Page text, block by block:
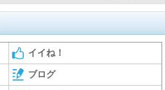
イイね！
ブログ